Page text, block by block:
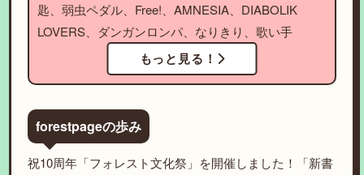
匙、弱虫ペダル、Free!、AMNESIA、DIABOLIK
LOVERS、ダンガンロンパ、なりきり、歌い手
もっと見る！
forestpageの歩み
祝10周年「フォレスト文化祭」を開催しました！「新書